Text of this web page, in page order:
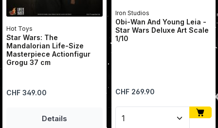
Hot Toys
Star Wars: The
Mandalorian Life-Size
Masterpiece Actionfigur
Grogu 37 cm
Regulärer Preis:
CHF 349.00
Details
Iron Studios
Obi-Wan And Young Leia -
Star Wars Deluxe Art Scale
1/10
Regulärer Preis:
CHF 269.90
Produkt Anzahl: Gib